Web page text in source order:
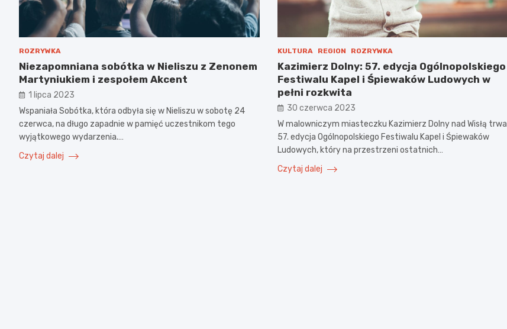
ROZRYWKA
Niezapomniana sobótka w Nieliszu z Zenonem
Martyniukiem i zespołem Akcent
1 lipca 2023
Wspaniała Sobótka, która odbyła się w Nieliszu w sobotę 24
czerwca, na długo zapadnie w pamięć uczestnikom tego
wyjątkowego wydarzenia.…
Czytaj dalej
KULTURA REGION ROZRYWKA
Kazimierz Dolny: 57. edycja Ogólnopolskiego
Festiwalu Kapel i Śpiewaków Ludowych w
pełni rozkwita
30 czerwca 2023
W malowniczym miasteczku Kazimierz Dolny nad Wisłą trwa
57. edycja Ogólnopolskiego Festiwalu Kapel i Śpiewaków
Ludowych, który na przestrzeni ostatnich…
Czytaj dalej